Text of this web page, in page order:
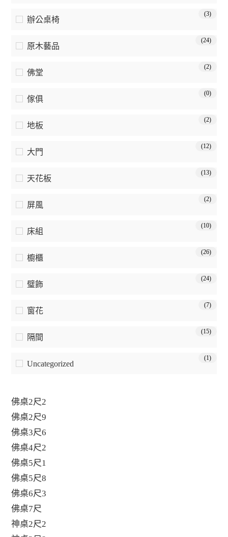
辦公桌椅
(3)
原木藝品
(24)
佛堂
(2)
傢俱
(0)
地板
(2)
大門
(12)
天花板
(13)
屏風
(2)
床組
(10)
櫥櫃
(26)
璧飾
(24)
窗花
(7)
隔間
(15)
Uncategorized
(1)
佛桌2尺2
佛桌2尺9
佛桌3尺6
佛桌4尺2
佛桌5尺1
佛桌5尺8
佛桌6尺3
佛桌7尺
神桌2尺2